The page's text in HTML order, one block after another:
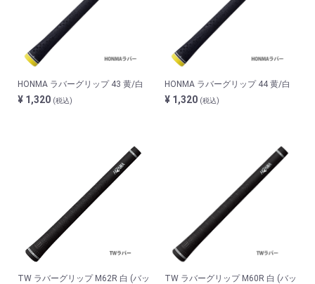
HONMA ラバーグリップ 43 黄/白
¥ 1,320 (税込)
HONMA ラバーグリップ 44 黄/白
¥ 1,320 (税込)
TW ラバーグリップ M62R 白 (バッ
TW ラバーグリップ M60R 白 (バッ